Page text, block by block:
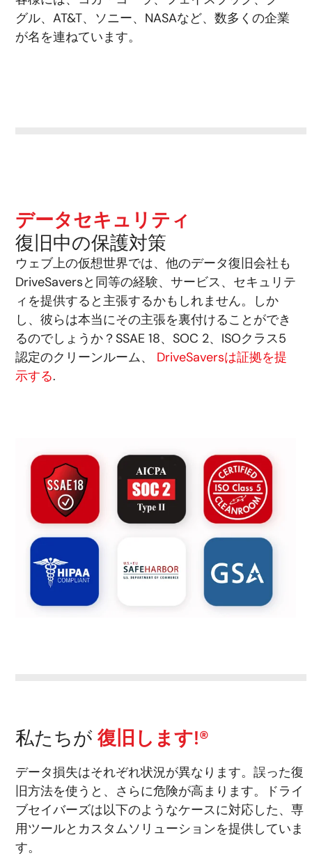
グル、AT&T、ソニー、NASAなど、数多くの企業
が名を連ねています。
データセキュリティ
復旧中の保護対策
ウェブ上の仮想世界では、他のデータ復旧会社も
DriveSaversと同等の経験、サービス、セキュリテ
ィを提供すると主張するかもしれません。しか
し、彼らは本当にその主張を裏付けることができ
るのでしょうか？SSAE 18、SOC 2、ISOクラス5
認定のクリーンルーム、 DriveSaversは証拠を提
示する.
私たちが復旧します!®
データ損失はそれぞれ状況が異なります。誤った復
旧方法を使うと、さらに危険が高まります。ドライ
ブセイバーズは以下のようなケースに対応した、専
用ツールとカスタムソリューションを提供していま
す。